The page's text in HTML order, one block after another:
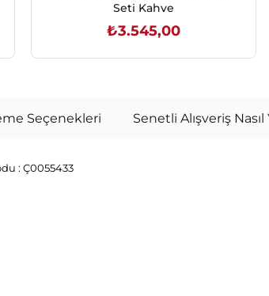
Seti Kahve
₺3.545,00
Seçenekleri Senetli Alışveriş Nasıl
: Ç0055433